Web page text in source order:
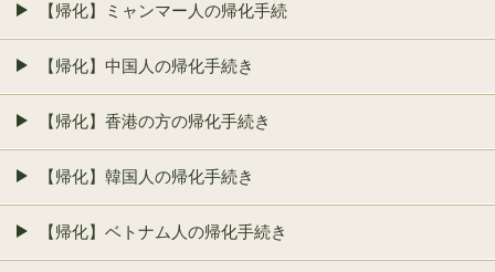
【帰化】ミャンマー人の帰化手続
【帰化】中国人の帰化手続き
【帰化】香港の方の帰化手続き
【帰化】韓国人の帰化手続き
【帰化】ベトナム人の帰化手続き